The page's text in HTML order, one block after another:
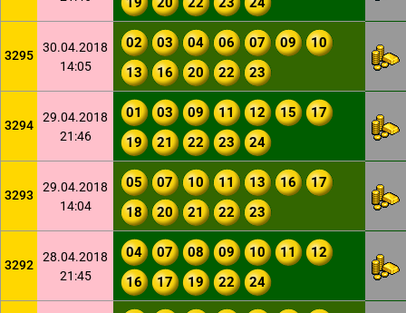
3295
30.04.2018
14:05
02 03 04 06 07 09
10
13
16 20 22 23
3294
29.04.2018
21:46
01 03 09 11 12 15
17
19
21 22 23 24
3293
29.04.2018
14:04
05 07 10 11 13 16
17
18
20 21 22 23
3292
28.04.2018
21:45
04 07 08 09 10 11
12
16
17 19 22 24